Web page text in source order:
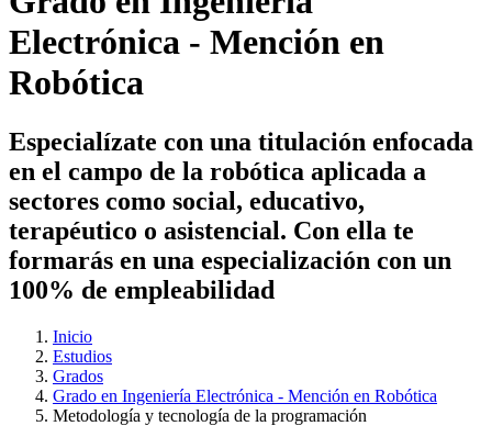
Electrónica - Mención en
Robótica
Especialízate con una titulación enfocada
en el campo de la robótica aplicada a
sectores como social, educativo,
terapéutico o asistencial. Con ella te
formarás en una especialización con un
100% de empleabilidad
Inicio
Estudios
Grados
Grado en Ingeniería Electrónica - Mención en Robótica
Metodología y tecnología de la programación